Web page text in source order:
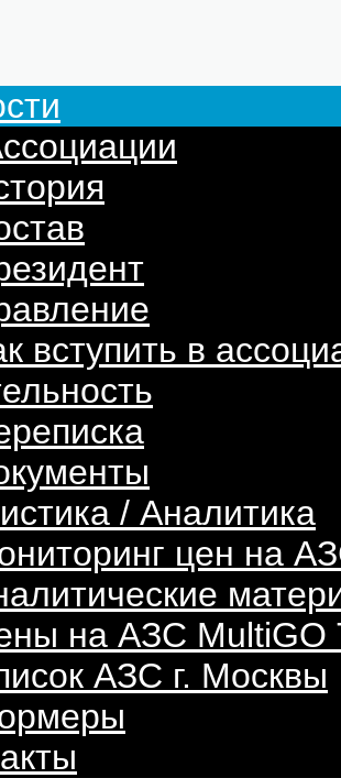
вступить в
/ Аналитика
цен на
на АЗС
АЗС г. Москвы